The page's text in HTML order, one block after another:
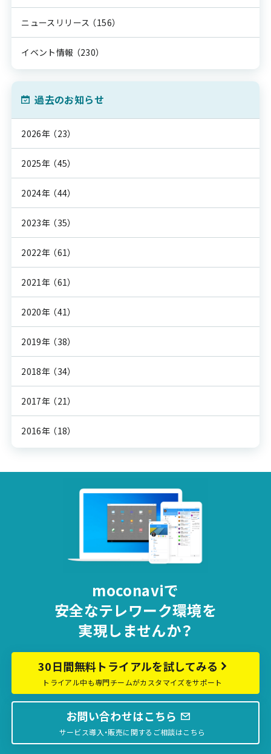
ニュースリリース （156）
イベント情報 （230）
過去のお知らせ
2026年 （23）
2025年 （45）
2024年 （44）
2023年 （35）
2022年 （61）
2021年 （61）
2020年 （41）
2019年 （38）
2018年 （34）
2017年 （21）
2016年 （18）
moconaviで
安全なテレワーク環境を
実現しませんか？
30日間無料トライアルを試してみる
トライアル中も専門チームがカスタマイズをサポート
お問い合わせはこちら
サービス導入・販売に関するご相談はこちら